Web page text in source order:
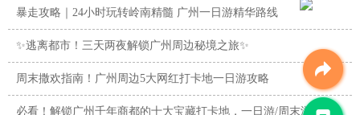
暴走攻略｜24小时玩转岭南精髓 广州一日游精华路线
✨逃离都市！三天两夜解锁广州周边秘境之旅✨
周末撒欢指南！广州周边5大网红打卡地一日游攻略
必看！解锁广州千年商都的十大宝藏打卡地，一日游/周末游攻略